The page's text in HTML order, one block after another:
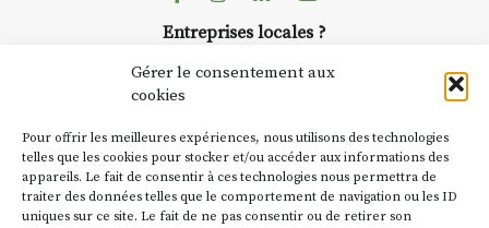
Gérer le consentement aux
cookies
Pour offrir les meilleures expériences, nous utilisons des technologies
telles que les cookies pour stocker et/ou accéder aux informations des
appareils. Le fait de consentir à ces technologies nous permettra de
traiter des données telles que le comportement de navigation ou les ID
uniques sur ce site. Le fait de ne pas consentir ou de retirer son
Entreprises locales ?
Suivez toute l'actu de Strada